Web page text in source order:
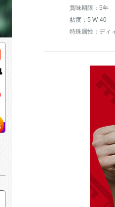
賞味期限：5年
粘度：5 W-40
特殊属性：ディ